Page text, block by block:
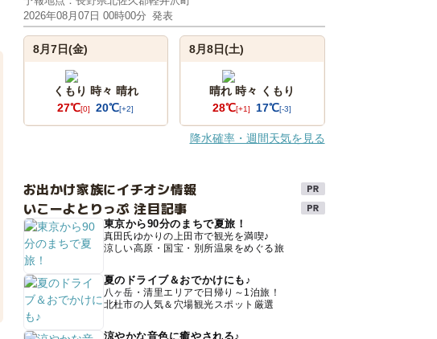
2026年08月07日 00時00分 発表
8月7日(金)
くもり 時々 晴れ
27℃[0] 20℃[+2]
8月8日(土)
晴れ 時々 くもり
28℃[+1] 17℃[-3]
降水確率・週間天気を見る
お出かけ家族にイチオシ情報
いこーよとりっぷ 注目記事
東京から90分のまちで夏旅！
真田氏ゆかりの上田市で観光を満喫♪
涼しい高原・国宝・別所温泉をめぐる旅
夏のドライブ＆おでかけにも♪
八ヶ岳・清里エリアで日帰り～1泊旅！
北杜市の人気＆穴場観光スポット厳選
涼やかな音色に癒やされる♪